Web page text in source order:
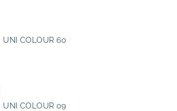
UNI COLOUR 60
UNI COLOUR 09